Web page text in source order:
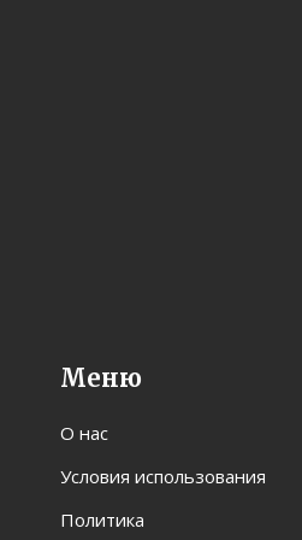
Меню
О нас
Условия использования
Политика